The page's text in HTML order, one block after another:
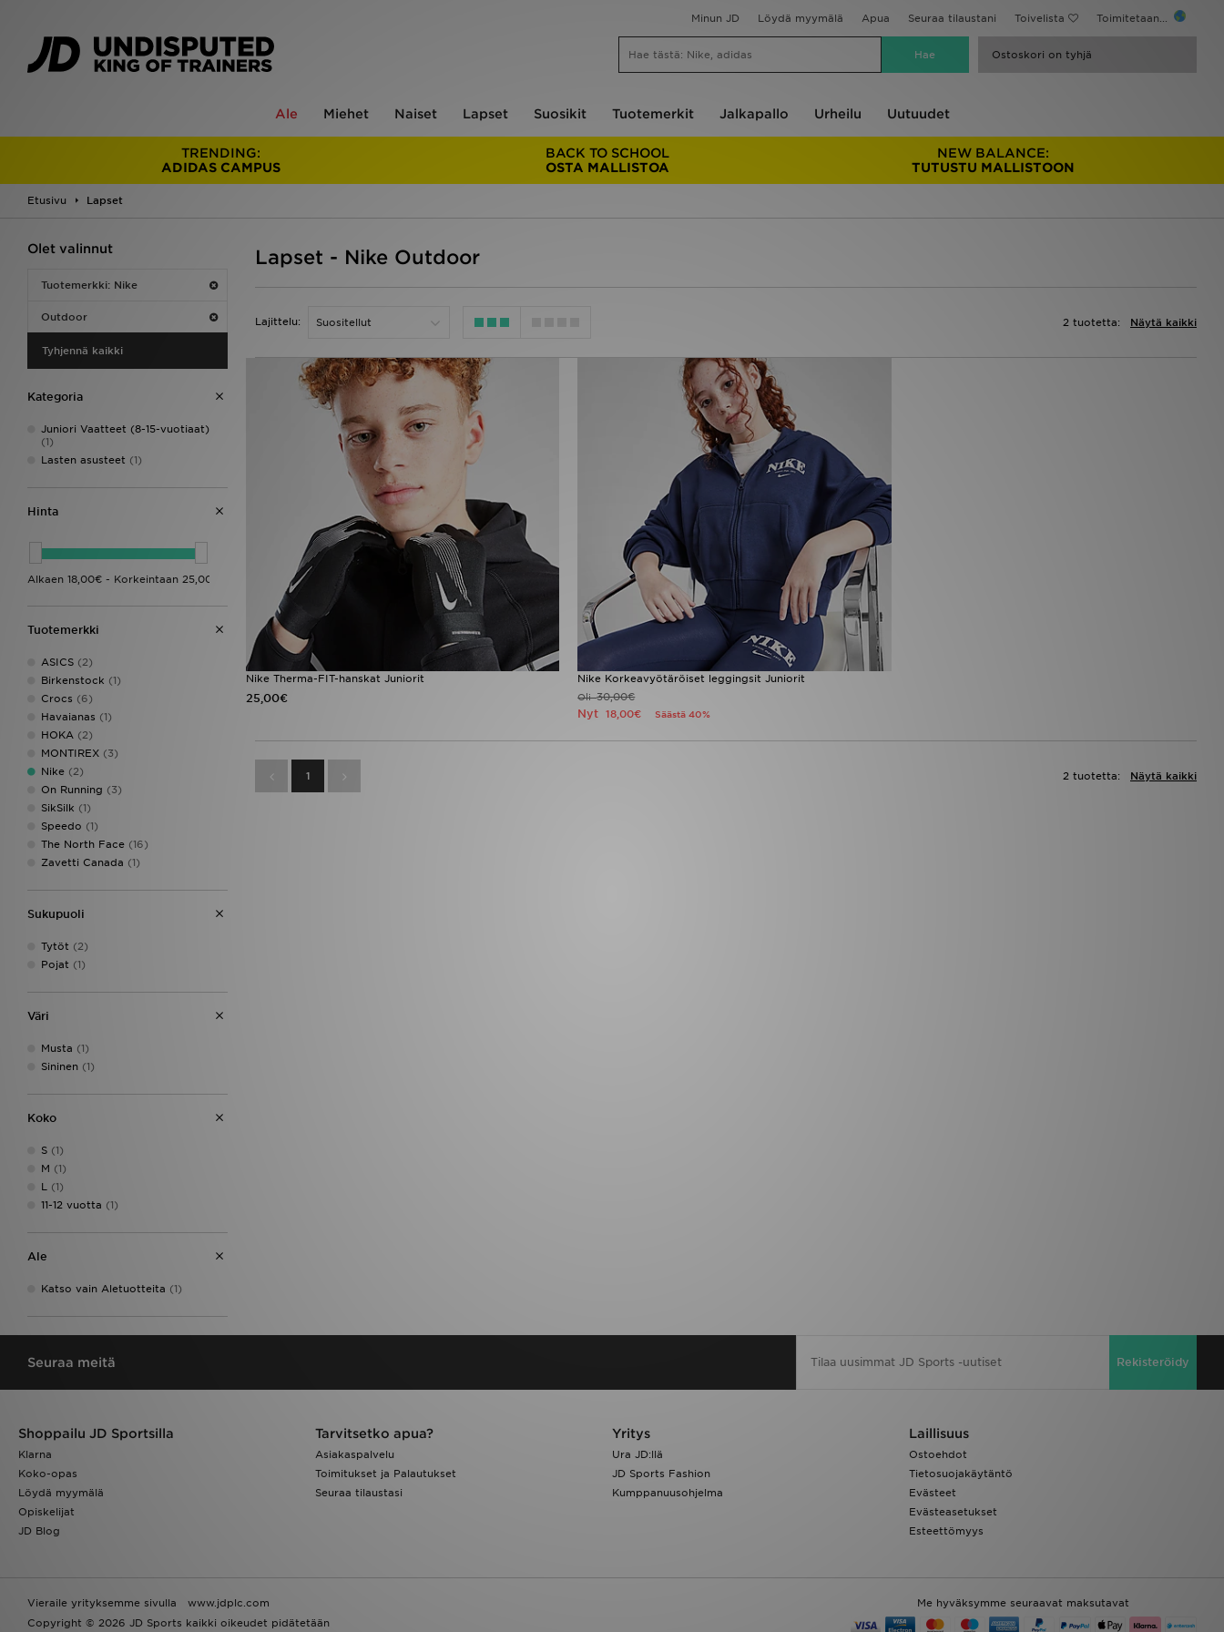
Minun JD Löydä myymälä Apua Seuraa tilaustani Toivelista Toimitetaan...
Ostoskori on tyhjä
Ale Miehet Naiset Lapset Suosikit Tuotemerkit Jalkapallo Urheilu Uutuudet
TRENDING:
ADIDAS CAMPUS
BACK TO SCHOOL
OSTA MALLISTOA
NEW BALANCE:
TUTUSTU MALLISTOON
Etusivu Lapset
Olet valinnut
Tuotemerkki: Nike
Outdoor
Tyhjennä kaikki
Kategoria
Juniori Vaatteet (8-15-vuotiaat)
(1)
Lasten asusteet (1)
Hinta
Tuotemerkki
ASICS (2)
Birkenstock (1)
Crocs (6)
Havaianas (1)
HOKA (2)
MONTIREX (3)
Nike (2)
On Running (3)
SikSilk (1)
Speedo (1)
The North Face (16)
Zavetti Canada (1)
Sukupuoli
Tytöt (2)
Pojat (1)
Väri
Musta (1)
Sininen (1)
Koko
S (1)
M (1)
L
(1)
11-12 vuotta (1)
Ale
Katso vain Aletuotteita (1)
Lapset - Nike Outdoor
Lajittelu: Näytä kaikki
2 tuotetta:
Nike Therma-FIT-hanskat Juniorit
25,00€
Nike Korkeavyötäröiset leggingsit Juniorit
Oli30,00€
Nyt18,00€ Säästä 40%
1 Näytä kaikki
2 tuotetta:
Seuraa meitä Rekisteröidy
Shoppailu JD Sportsilla
Klarna
Koko-opas
Löydä myymälä
Opiskelijat
JD Blog
Tarvitsetko apua?
Asiakaspalvelu
Toimitukset ja Palautukset
Seuraa tilaustasi
Yritys
Ura JD:llä
JD Sports Fashion
Kumppanuusohjelma
Laillisuus
Ostoehdot
Tietosuojakäytäntö
Evästeet
Evästeasetukset
Esteettömyys
Me hyväksymme seuraavat maksutavat
Vieraile yrityksemme sivulla
www.jdplc.com
Copyright © 2026 JD Sports kaikki oikeudet pidätetään